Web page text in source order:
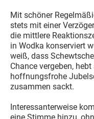
Mit schöner
stets mit einer
die mittlere
in Wodka konserviert
weiß, dass
Chance vergeben,
hoffnungsfrohe
zusammen sackt.
Interessanterweise